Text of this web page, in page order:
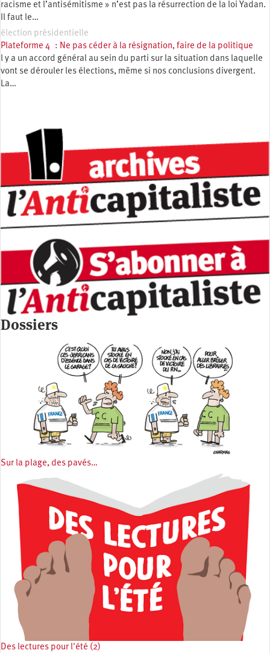
racisme et l’antisémitisme » n’est pas la résurrection de la loi Yadan.
Il faut le…
élection présidentielle
Plateforme 4 : Ne pas céder à la résignation, faire de la politique
l y a un accord général au sein du parti sur la situation dans laquelle
vont se dérouler les élections, même si nos conclusions divergent.
La…
Dossiers
Sur la plage, des pavés…
Des lectures pour l'été (2)